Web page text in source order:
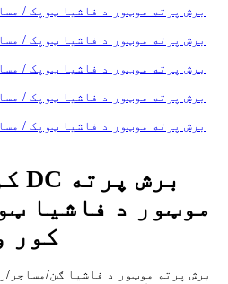
موټور د فاشیا
کور